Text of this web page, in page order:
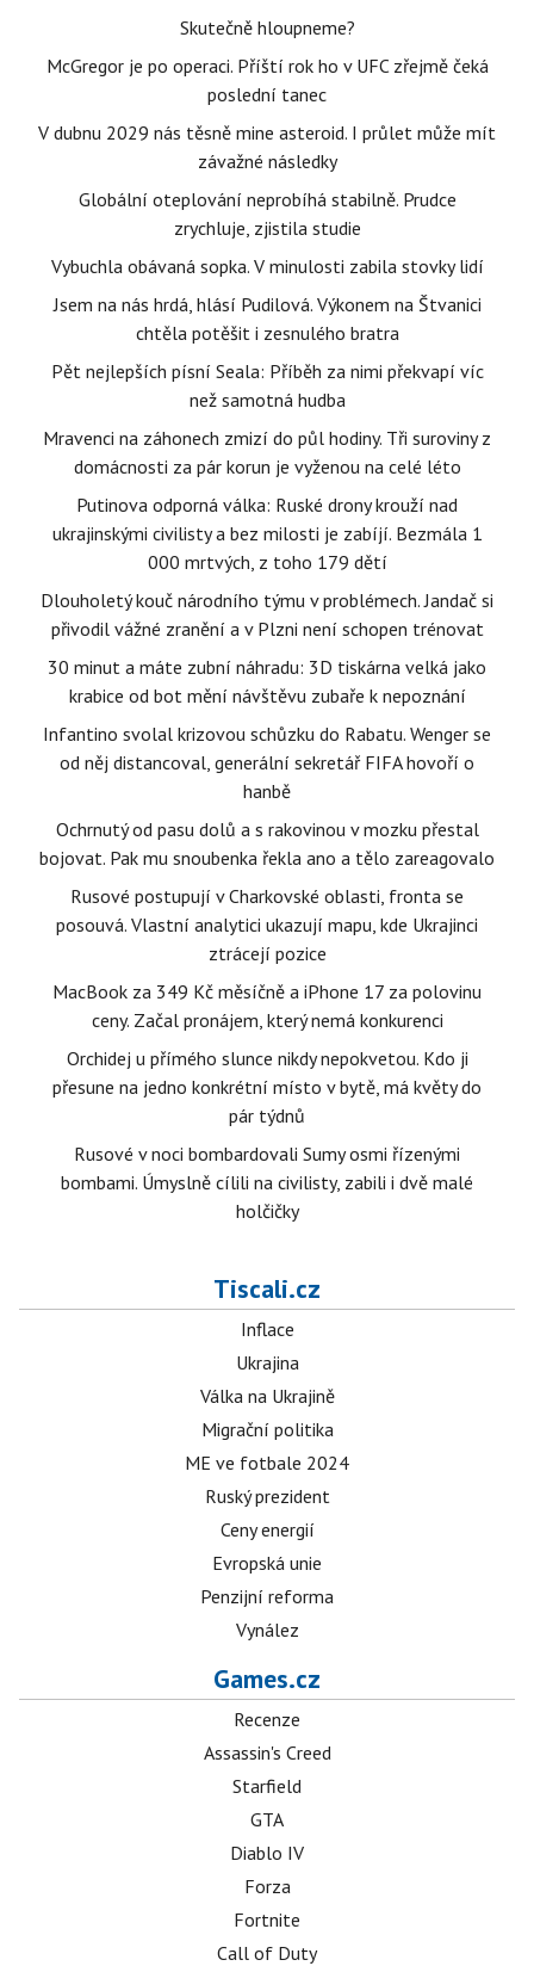
Skutečně hloupneme?
McGregor je po operaci. Příští rok ho v UFC zřejmě čeká
poslední tanec
V dubnu 2029 nás těsně mine asteroid. I průlet může mít
závažné následky
Globální oteplování neprobíhá stabilně. Prudce
zrychluje, zjistila studie
Vybuchla obávaná sopka. V minulosti zabila stovky lidí
Jsem na nás hrdá, hlásí Pudilová. Výkonem na Štvanici
chtěla potěšit i zesnulého bratra
Pět nejlepších písní Seala: Příběh za nimi překvapí víc
než samotná hudba
Mravenci na záhonech zmizí do půl hodiny. Tři suroviny z
domácnosti za pár korun je vyženou na celé léto
Putinova odporná válka: Ruské drony krouží nad
ukrajinskými civilisty a bez milosti je zabíjí. Bezmála 1
000 mrtvých, z toho 179 dětí
Dlouholetý kouč národního týmu v problémech. Jandač si
přivodil vážné zranění a v Plzni není schopen trénovat
30 minut a máte zubní náhradu: 3D tiskárna velká jako
krabice od bot mění návštěvu zubaře k nepoznání
Infantino svolal krizovou schůzku do Rabatu. Wenger se
od něj distancoval, generální sekretář FIFA hovoří o
hanbě
Ochrnutý od pasu dolů a s rakovinou v mozku přestal
bojovat. Pak mu snoubenka řekla ano a tělo zareagovalo
Rusové postupují v Charkovské oblasti, fronta se
posouvá. Vlastní analytici ukazují mapu, kde Ukrajinci
ztrácejí pozice
MacBook za 349 Kč měsíčně a iPhone 17 za polovinu
ceny. Začal pronájem, který nemá konkurenci
Orchidej u přímého slunce nikdy nepokvetou. Kdo ji
přesune na jedno konkrétní místo v bytě, má květy do
pár týdnů
Rusové v noci bombardovali Sumy osmi řízenými
bombami. Úmyslně cílili na civilisty, zabili i dvě malé
holčičky
Tiscali.cz
Inflace
Ukrajina
Válka na Ukrajině
Migrační politika
ME ve fotbale 2024
Ruský prezident
Ceny energií
Evropská unie
Penzijní reforma
Vynález
Games.cz
Recenze
Assassin's Creed
Starfield
GTA
Diablo IV
Forza
Fortnite
Call of Duty